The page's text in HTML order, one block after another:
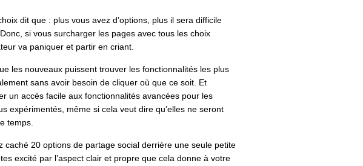
dit que : plus vous avez d’options, plus il sera difficile
si vous surcharger les pages avec tous les choix
va paniquer et partir en criant.
les nouveaux puissent trouver les fonctionnalités les plus
sans avoir besoin de cliquer où que ce soit. Et
un accès facile aux fonctionnalités avancées pour les
expérimentés, même si cela veut dire qu’elles ne seront
temps.
caché 20 options de partage social derrière une seule petite
excité par l’aspect clair et propre que cela donne à votre